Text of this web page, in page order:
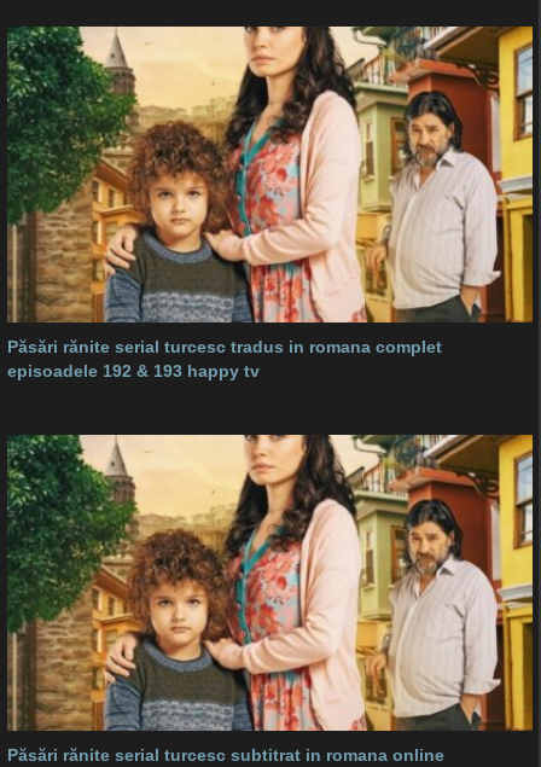
Păsări rănite serial turcesc tradus in romana complet
episoadele 192 & 193 happy tv
Păsări rănite serial turcesc subtitrat in romana online